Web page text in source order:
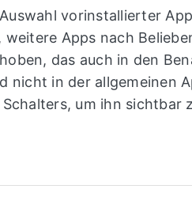
vorinstallierter
Apps nach
das auch in den
nicht in der
um ihn sichtbar